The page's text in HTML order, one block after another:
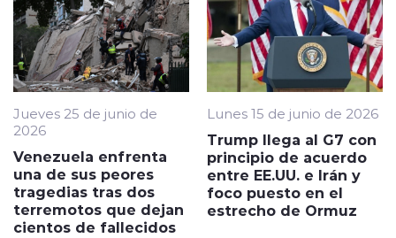
Jueves 25 de junio de
2026
Venezuela enfrenta
una de sus peores
tragedias tras dos
terremotos que dejan
cientos de fallecidos
Lunes 15 de junio de 2026
Trump llega al G7 con
principio de acuerdo
entre EE.UU. e Irán y
foco puesto en el
estrecho de Ormuz